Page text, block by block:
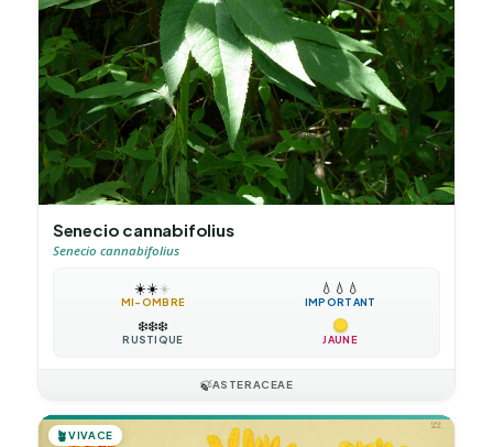
Senecio cannabifolius
Senecio cannabifolius
☀️☀️☀️
MI-OMBRE
💧 💧 💧
IMPORTANT
❄️❄️❄️
RUSTIQUE JAUNE
🍃ASTERACEAE
🪴VIVACE